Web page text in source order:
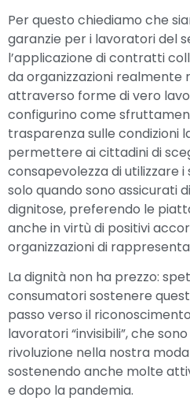
Per questo chiediamo che
garanzie per i lavoratori del
l’applicazione di contratti
da organizzazioni
attraverso forme di vero
configurino come
trasparenza sulle condizioni
permettere ai cittadini di
consapevolezza di utilizzare
solo quando sono assicurati
dignitose, preferendo le
anche in virtù di positivi
organizzazioni di
La dignità non ha prezzo:
consumatori sostenere
passo verso il
lavoratori “invisibili”, che
rivoluzione nella nostra
sostenendo anche molte
e dopo la pandemia.